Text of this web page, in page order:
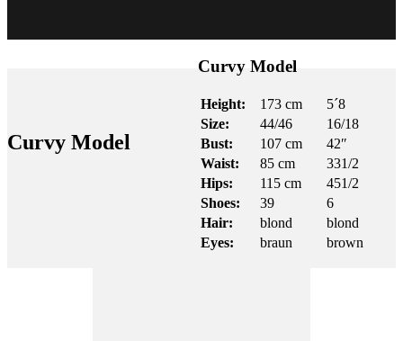
Curvy Model
Height: 173 cm
5´8
Size:
44/46
16/18
Bust:
107 cm
42″
Waist:
85 cm
331/2
Hips:
115 cm
451/2
Shoes:
39
6
Hair:
blond
blond
Eyes:
braun brown
Curvy Model